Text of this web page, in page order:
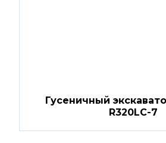
Гусеничный
R320LC-7